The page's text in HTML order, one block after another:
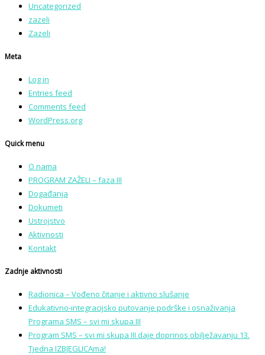
Uncategorized
zazeli
Zazeli
Meta
Log in
Entries feed
Comments feed
WordPress.org
Quick menu
O nama
PROGRAM ZAŽELI – faza III
Događanja
Dokumeti
Ustrojstvo
Aktivnosti
Kontakt
Zadnje aktivnosti
Radionica – Vođeno čitanje i aktivno slušanje
Edukativno-integracijsko putovanje podrške i osnaživanja
Programa SMS – svi mi skupa III
Program SMS – svi mi skupa III daje doprinos obilježavanju 13.
Tjedna IZBJEGLICAma!